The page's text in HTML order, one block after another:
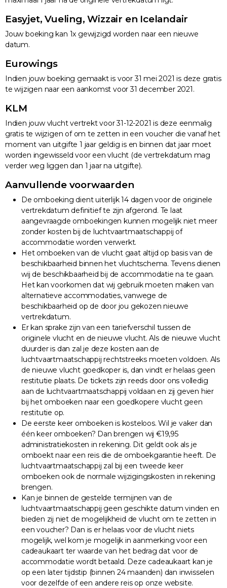
Easyjet, Vueling, Wizzair en Icelandair
Jouw boeking kan 1x gewijzigd worden naar een nieuwe
datum.
Eurowings
Indien jouw boeking gemaakt is voor 31 mei 2021 is deze gratis
te wijzigen naar een aankomst voor 31 december 2021.
KLM
Indien jouw vlucht vertrekt voor 31-12-2021 is deze eenmalig
gratis te wijzigen of om te zetten in een voucher die vanaf het
moment van uitgifte 1 jaar geldig is en binnen dat jaar moet
worden ingewisseld voor een vlucht (de vertrekdatum mag
verder weg liggen dan 1 jaar na uitgifte).
Aanvullende voorwaarden
De omboeking dient uiterlijk 14 dagen voor de originele
vertrekdatum definitief te zijn afgerond. Te laat
aangevraagde omboekingen kunnen mogelijk niet meer
zonder kosten bij de luchtvaartmaatschappij of
accommodatie worden verwerkt.
Het omboeken van de vlucht gaat altijd op basis van de
beschikbaarheid binnen het vluchtschema. Tevens dienen
wij de beschikbaarheid bij de accommodatie na te gaan.
Het kan voorkomen dat wij gebruik moeten maken van
alternatieve accommodaties, vanwege de
beschikbaarheid op de door jou gekozen nieuwe
vertrekdatum.
Er kan sprake zijn van een tariefverschil tussen de
originele vlucht en de nieuwe vlucht. Als de nieuwe vlucht
duurder is dan zal je deze kosten aan de
luchtvaartmaatschappij rechtstreeks moeten voldoen. Als
de nieuwe vlucht goedkoper is, dan vindt er helaas geen
restitutie plaats. De tickets zijn reeds door ons volledig
aan de luchtvaartmaatschappij voldaan en zij geven hier
bij het omboeken naar een goedkopere vlucht geen
restitutie op.
De eerste keer omboeken is kosteloos. Wil je vaker dan
één keer omboeken? Dan brengen wij €19,95
administratiekosten in rekening. Dit geldt ook als je
omboekt naar een reis die de omboekgarantie heeft. De
luchtvaartmaatschappij zal bij een tweede keer
omboeken ook de normale wijzigingskosten in rekening
brengen.
Kan je binnen de gestelde termijnen van de
luchtvaartmaatschappij geen geschikte datum vinden en
bieden zij niet de mogelijkheid de vlucht om te zetten in
een voucher? Dan is er helaas voor de vlucht niets
mogelijk, wel kom je mogelijk in aanmerking voor een
cadeaukaart ter waarde van het bedrag dat voor de
accommodatie wordt betaald. Deze cadeaukaart kan je
op een later tijdstip (binnen 24 maanden) dan inwisselen
voor dezelfde of een andere reis op onze website.